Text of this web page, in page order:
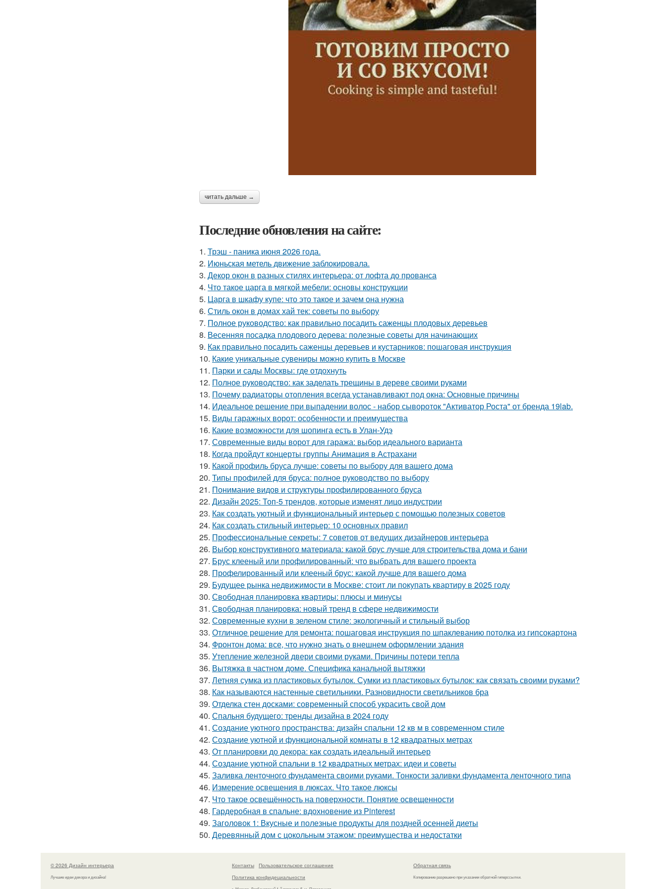
читать дальше →
Последние обновления на сайте:
1. Трэш - паника июня 2026 года.
2. Июньская метель движение заблокировала.
3. Декор окон в разных стилях интерьера: от лофта до прованса
4. Что такое царга в мягкой мебели: основы конструкции
5. Царга в шкафу купе: что это такое и зачем она нужна
6. Стиль окон в домах хай тек: советы по выбору
7. Полное руководство: как правильно посадить саженцы плодовых деревьев
8. Весенняя посадка плодового дерева: полезные советы для начинающих
9. Как правильно посадить саженцы деревьев и кустарников: пошаговая инструкция
10. Какие уникальные сувениры можно купить в Москве
11. Парки и сады Москвы: где отдохнуть
12. Полное руководство: как заделать трещины в дереве своими руками
13. Почему радиаторы отопления всегда устанавливают под окна: Основные причины
14. Идеальное решение при выпадении волос - набор сывороток "Активатор Роста" от бренда 19lab.
15. Виды гаражных ворот: особенности и преимущества
16. Какие возможности для шопинга есть в Улан-Удэ
17. Современные виды ворот для гаража: выбор идеального варианта
18. Когда пройдут концерты группы Анимация в Астрахани
19. Какой профиль бруса лучше: советы по выбору для вашего дома
20. Типы профилей для бруса: полное руководство по выбору
21. Понимание видов и структуры профилированного бруса
22. Дизайн 2025: Топ-5 трендов, которые изменят лицо индустрии
23. Как создать уютный и функциональный интерьер с помощью полезных советов
24. Как создать стильный интерьер: 10 основных правил
25. Профессиональные секреты: 7 советов от ведущих дизайнеров интерьера
26. Выбор конструктивного материала: какой брус лучше для строительства дома и бани
27. Брус клееный или профилированный: что выбрать для вашего проекта
28. Профелированный или клееный брус: какой лучше для вашего дома
29. Будущее рынка недвижимости в Москве: стоит ли покупать квартиру в 2025 году
30. Свободная планировка квартиры: плюсы и минусы
31. Свободная планировка: новый тренд в сфере недвижимости
32. Современные кухни в зеленом стиле: экологичный и стильный выбор
33. Отличное решение для ремонта: пошаговая инструкция по шпаклеванию потолка из гипсокартона
34. Фронтон дома: все, что нужно знать о внешнем оформлении здания
35. Утепление железной двери своими руками. Причины потери тепла
36. Вытяжка в частном доме. Специфика канальной вытяжки
37. Летняя сумка из пластиковых бутылок. Сумки из пластиковых бутылок: как связать своими руками?
38. Как называются настенные светильники. Разновидности светильников бра
39. Отделка стен досками: современный способ украсить свой дом
40. Спальня будущего: тренды дизайна в 2024 году
41. Создание уютного пространства: дизайн спальни 12 кв м в современном стиле
42. Создание уютной и функциональной комнаты в 12 квадратных метрах
43. От планировки до декора: как создать идеальный интерьер
44. Создание уютной спальни в 12 квадратных метрах: идеи и советы
45. Заливка ленточного фундамента своими руками. Тонкости заливки фундамента ленточного типа
46. Измерение освещения в люксах. Что такое люксы
47. Что такое освещённость на поверхности. Понятие освещенности
48. Гардеробная в спальне: вдохновение из Pinterest
49. Заголовок 1: Вкусные и полезные продукты для поздней осенней диеты
50. Деревянный дом с цокольным этажом: преимущества и недостатки
© 2026 Дизайн интерьера
Лучшие идеи декора и дизайна!
Контакты
Пользовательское соглашение
Политика конфидециальности
Обратная связь
Копирование разрешено при указании обратной гиперссылки.